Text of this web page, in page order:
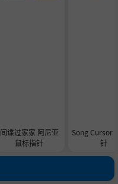
间谍过家家 阿尼亚
鼠标指针
Song Cursor
针